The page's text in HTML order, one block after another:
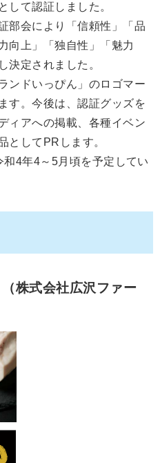
して認証しました。
部会により「信頼性」「品
向上」「独自性」「魅力
決定されました。
ンドいっぴん」のロゴマー
す。今後は、認証グッズを
ィアへの掲載、各種イベン
としてPRします。
4年4～5月頃を予定してい
株式会社広沢 ファー